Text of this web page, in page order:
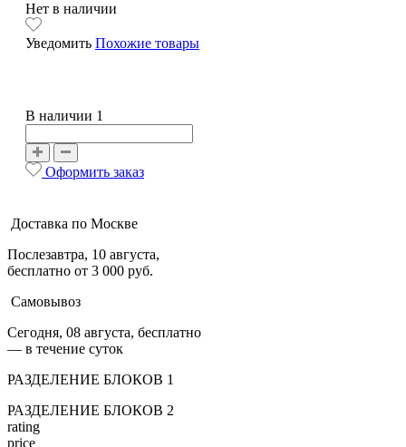
Нет в наличии
Уведомить Похожие товары
В наличии 1
Оформить заказ
Доставка по Москве
Послезавтра, 10 августа,
бесплатно от 3 000 руб.
Самовывоз
Сегодня, 08 августа, бесплатно
— в течение суток
РАЗДЕЛЕНИЕ БЛОКОВ 1
РАЗДЕЛЕНИЕ БЛОКОВ 2
rating
price